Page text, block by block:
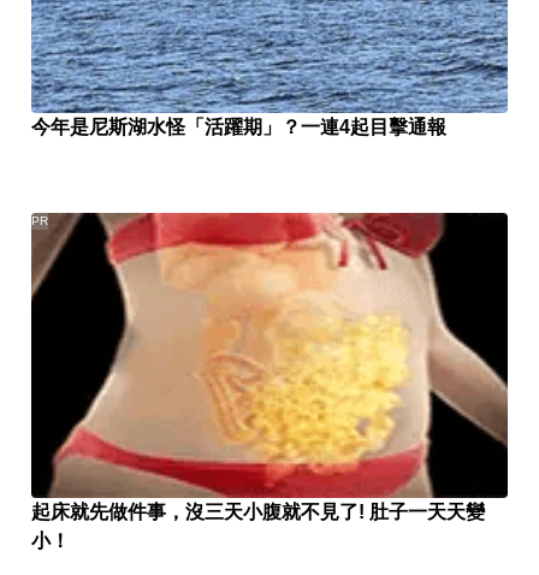
今年是尼斯湖水怪「活躍期」？一連4起目擊通報
起床就先做件事，沒三天小腹就不見了! 肚子一天天變
小！
PR